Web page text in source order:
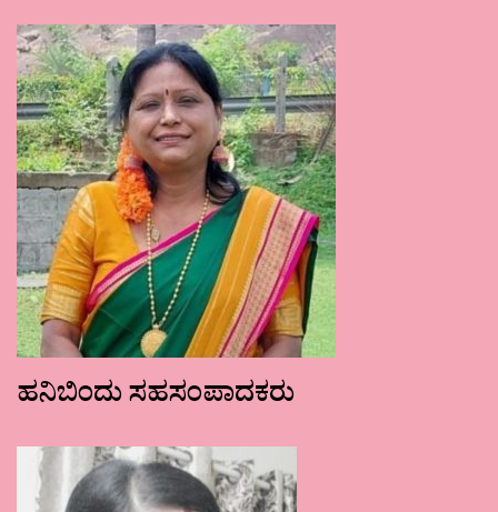
ಹನಿಬಿಂದು ಸಹಸಂಪಾದಕರು